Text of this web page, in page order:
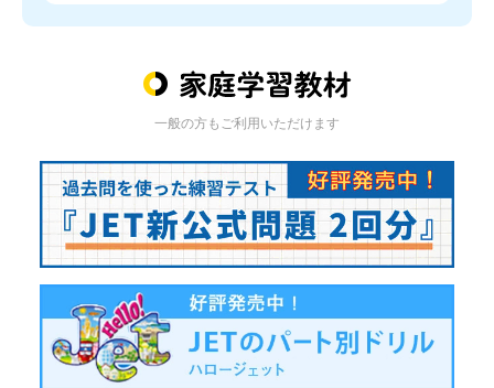
一般の方もご利用いただけます